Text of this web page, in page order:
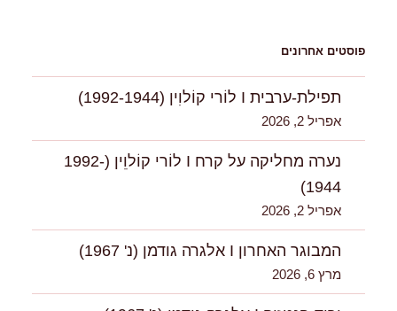
פוסטים אחרונים
תפילת-ערבית I לוֹרי קוֹלוִין (1992-1944)
אפריל 2, 2026
נערה מחליקה על קרח I לוֹרי קוֹלוִִין (1992-
1944)
אפריל 2, 2026
המבוגר האחרון I אלגרה גודמן (נ' 1967)
מרץ 6, 2026